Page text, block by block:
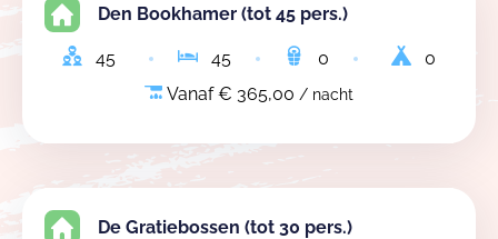
Den Bookhamer (tot 45 pers.)
45 45 0
0
Vanaf € 365,00 / nacht
De Gratiebossen (tot 30 pers.)